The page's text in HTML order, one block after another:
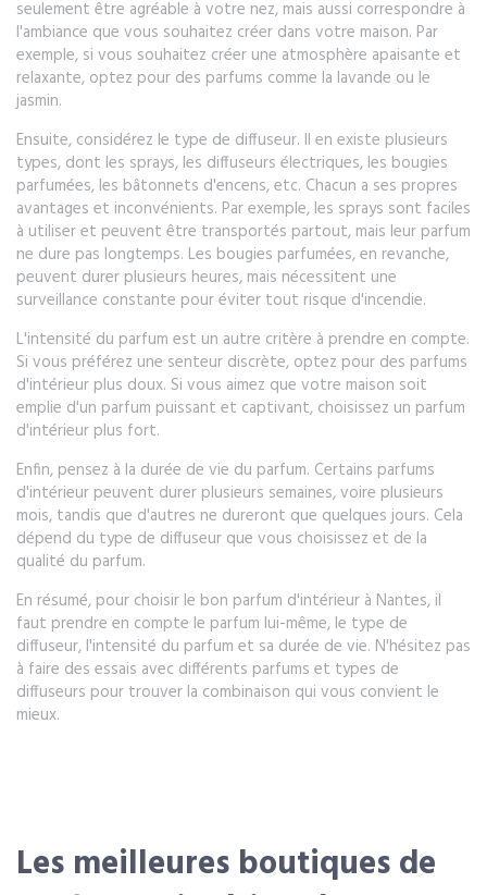
seulement être agréable à votre nez, mais aussi correspondre à
l'ambiance que vous souhaitez créer dans votre maison. Par
exemple, si vous souhaitez créer une atmosphère apaisante et
relaxante, optez pour des parfums comme la lavande ou le
jasmin.
Ensuite, considérez le type de diffuseur. Il en existe plusieurs
types, dont les sprays, les diffuseurs électriques, les bougies
parfumées, les bâtonnets d'encens, etc. Chacun a ses propres
avantages et inconvénients. Par exemple, les sprays sont faciles
à utiliser et peuvent être transportés partout, mais leur parfum
ne dure pas longtemps. Les bougies parfumées, en revanche,
peuvent durer plusieurs heures, mais nécessitent une
surveillance constante pour éviter tout risque d'incendie.
L'intensité du parfum est un autre critère à prendre en compte.
Si vous préférez une senteur discrète, optez pour des parfums
d'intérieur plus doux. Si vous aimez que votre maison soit
emplie d'un parfum puissant et captivant, choisissez un parfum
d'intérieur plus fort.
Enfin, pensez à la durée de vie du parfum. Certains parfums
d'intérieur peuvent durer plusieurs semaines, voire plusieurs
mois, tandis que d'autres ne dureront que quelques jours. Cela
dépend du type de diffuseur que vous choisissez et de la
qualité du parfum.
En résumé, pour choisir le bon parfum d'intérieur à Nantes, il
faut prendre en compte le parfum lui-même, le type de
diffuseur, l'intensité du parfum et sa durée de vie. N'hésitez pas
à faire des essais avec différents parfums et types de
diffuseurs pour trouver la combinaison qui vous convient le
mieux.
Les meilleures boutiques de